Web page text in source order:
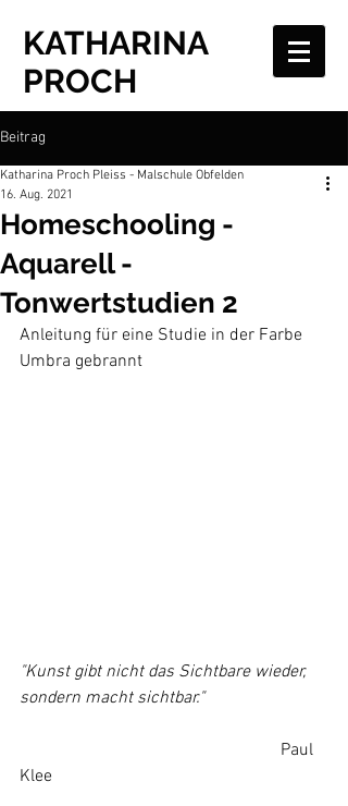
KATHARINA
PROCH
Beitrag
Homeschooling -
Aquarell -
Tonwertstudien 2
Katharina Proch Pleiss - Malschule Obfelden
16. Aug. 2021
Anleitung für eine Studie in der Farbe
Umbra gebrannt
"Kunst gibt nicht das Sichtbare wieder,
sondern macht sichtbar."
Klee